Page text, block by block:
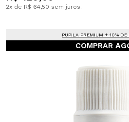
2x de R$ 64,50 sem juros.
PUPILA PREMIUM + 10% DE
COMPRAR